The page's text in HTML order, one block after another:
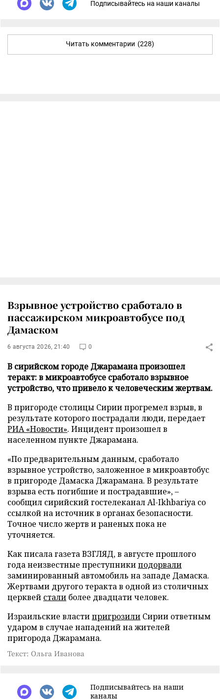
Подписывайтесь на наши каналы
Читать комментарии (228)
Взрывное устройство сработало в
пассажирском микроавтобусе под
Дамаском
6 августа 2026, 21:40 0
В сирийском городе Джарамана произошел
теракт: в микроавтобусе сработало взрывное
устройство, что привело к человеческим жертвам.
В пригороде столицы Сирии прогремел взрыв, в
результате которого пострадали люди, передает
РИА «Новости». Инцидент произошел в
населенном пункте Джарамана.
«По предварительным данным, сработало
взрывное устройство, заложенное в микроавтобус
в пригороде Дамаска Джарамана. В результате
взрыва есть погибшие и пострадавшие», –
сообщил сирийский гостелеканал Al-Ikhbariya со
ссылкой на источник в органах безопасности.
Точное число жертв и раненых пока не
уточняется.
Как писала газета ВЗГЛЯД, в августе прошлого
года неизвестные преступникиподорвали
заминированный автомобиль на западе Дамаска.
Жертвами другого теракта в одной из столичных
церквей стали более двадцати человек.
Израильские властипригрозили Сирии ответным
ударом в случае нападений на жителей
пригорода Джарамана.
Текст: Ольга Иванова
Подписывайтесь на наши
каналы